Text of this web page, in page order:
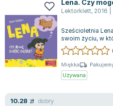
Eric Helms
Anna Prus (oprac.)
Nela Mała Reporterka
Agnieszka Maciąg
Barbara Wrzesińska
Terry Pratchett
Lena. Czy
Lektorklett, 2016
Sześcioletnia
swoim życiu, w
związane z
Miękka
Używana
10.28 zł dobry